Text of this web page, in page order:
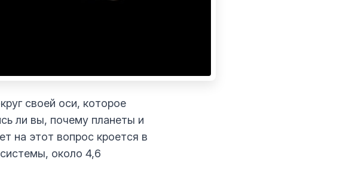
своей оси, которое
ли вы, почему планеты и
на этот вопрос кроется в
около 4,6